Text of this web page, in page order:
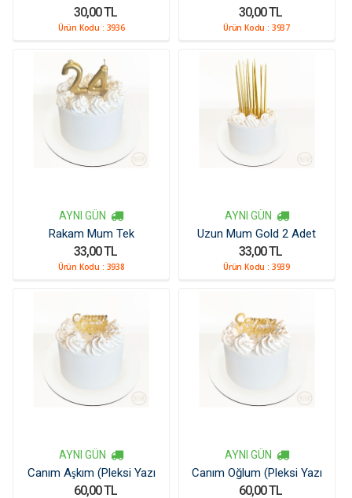
30,00 TL
Ürün Kodu : 3936
30,00 TL
Ürün Kodu : 3937
AYNI GÜN
Rakam Mum Tek
33,00 TL
Ürün Kodu : 3938
AYNI GÜN
Uzun Mum Gold 2 Adet
33,00 TL
Ürün Kodu : 3939
AYNI GÜN
Canım Aşkım (Pleksi Yazı
60,00 TL
AYNI GÜN
Canım Oğlum (Pleksi Yazı
60,00 TL